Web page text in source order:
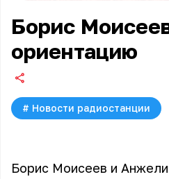
Борис
ориентацию
# Новости радиостанции
Борис Моисеев и